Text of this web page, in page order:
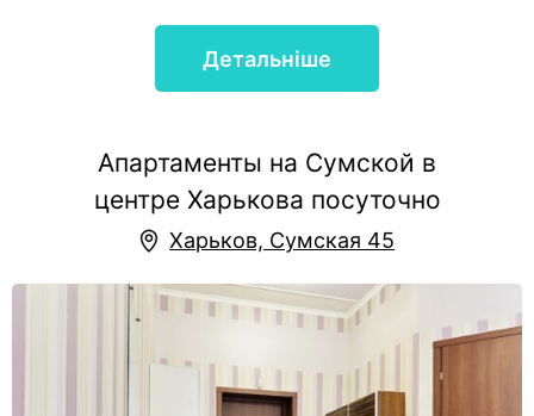
Детальніше
Апартаменты на Сумской в
центре Харькова посуточно
Харьков, Сумская 45